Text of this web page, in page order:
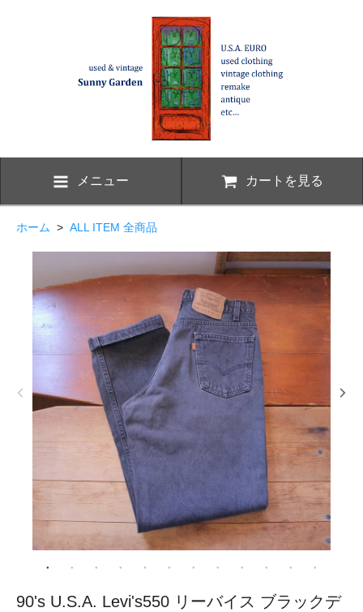
メニュー カートを見る
ホーム > ALL ITEM 全商品
90's U.S.A. Levi's550 リーバイス ブラックデ